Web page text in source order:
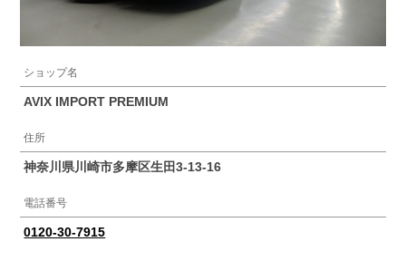
ショップ名
AVIX IMPORT PREMIUM
住所
神奈川県川崎市多摩区生田3-13-16
電話番号
0120-30-7915